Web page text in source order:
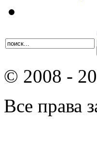
© 2008 -
Все права